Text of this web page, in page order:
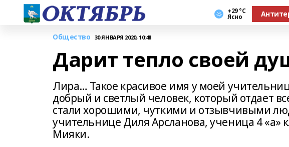
+29 °С
Ясно
Общество 30 ЯНВАРЯ 2020, 10:48
Дарит тепло своей
Лира… Такое красивое имя у моей
добрый и светлый человек, который отдает
стали хорошими, чуткими и отзывчивыми
учительнице Диля Арсланова, ученица 4
Мияки.